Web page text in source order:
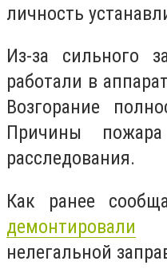
личность
Из-за сильного
работали в
Возгорание
Причины
расследования.
Как ранее
демонтировали
нелегальной